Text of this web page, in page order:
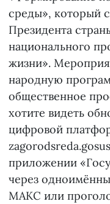
среды», который
Президента
национального
жизни».
народную
общественное
хотите видеть
цифровой
приложении
через
МАКС или